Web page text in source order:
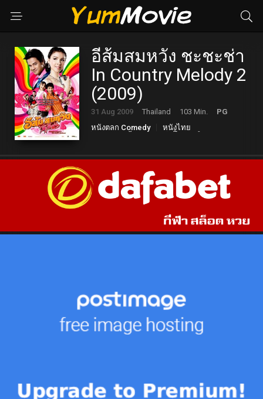
อีส้มสมหวัง ชะชะช่า
In Country Melody 2
(2009)
31 Aug 2009 Thailand 103 Min.
PG
หนังตลก Comedy
หนังไทย